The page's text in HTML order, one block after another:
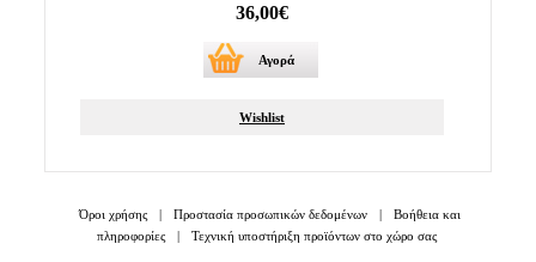
36,00€
Αγορά
Wishlist
Όροι χρήσης | Προστασία προσωπικών δεδομένων |
Βοήθεια και
πληροφορίες
| Τεχνική υποστήριξη προϊόντων στο χώρο σας